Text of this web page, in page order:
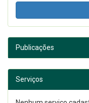
Publicações
Serviços